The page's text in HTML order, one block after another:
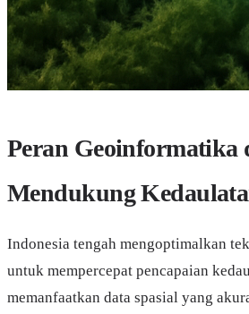
Peran Geoinformatika
Mendukung
Indonesia tengah mengoptimalkan
untuk mempercepat pencapaian
memanfaatkan data spasial yang